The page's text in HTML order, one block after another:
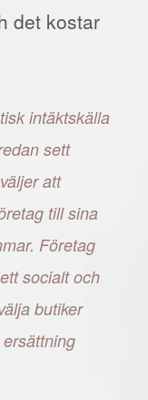
det kostar
intäktskälla
sett
att
till sina
Företag
socialt och
butiker